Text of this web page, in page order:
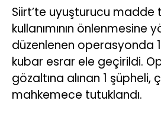
Siirt’te uyuşturucu madde
kullanımının önlenmesine
düzenlenen operasyonda
kubar esrar ele geçirildi.
gözaltına alınan 1 şüpheli,
mahkemece tutuklandı.